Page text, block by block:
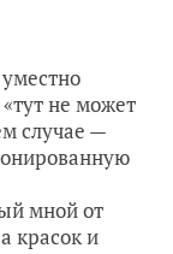
не может
случае —
мной от
красок и